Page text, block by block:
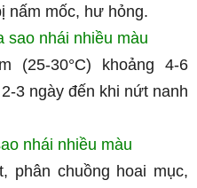
nấm mốc, hư hỏng.
sao nhái nhiều màu
(25-30°C) khoảng 4-6
3 ngày đến khi nứt nanh
nhái nhiều màu
phân chuồng hoai mục,